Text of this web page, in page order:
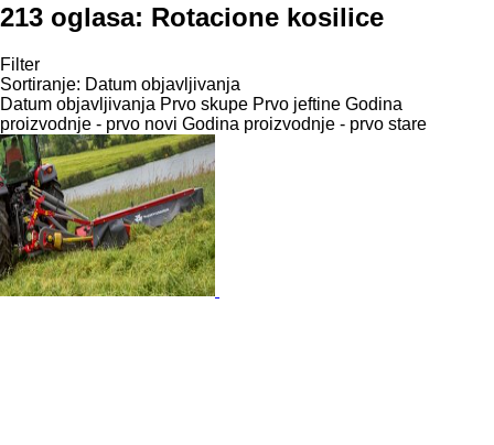
213 oglasa: Rotacione kosilice
Filter
Sortiranje: Datum objavljivanja
Datum objavljivanja Prvo skupe Prvo jeftine Godina
proizvodnje - prvo novi Godina proizvodnje - prvo stare